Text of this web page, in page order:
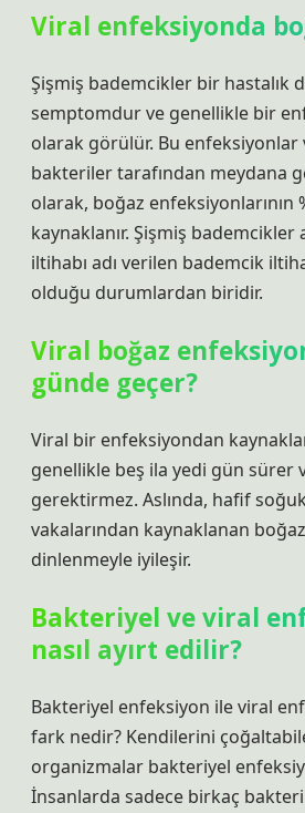
Viral enfeksiyonda
Şişmiş bademcikler bir hastalık
semptomdur ve genellikle bir
olarak görülür. Bu enfeksiyonlar
bakteriler tarafından meydana
olarak, boğaz enfeksiyonlarının
kaynaklanır. Şişmiş bademcikler
iltihabı adı verilen bademcik
olduğu durumlardan biridir.
Viral boğaz
günde geçer?
Viral bir enfeksiyondan
genellikle beş ila yedi gün sürer
gerektirmez. Aslında, hafif soğuk
vakalarından kaynaklanan boğaz
dinlenmeyle iyileşir.
Bakteriyel ve viral
nasıl ayırt edilir?
Bakteriyel enfeksiyon ile viral
fark nedir? Kendilerini
organizmalar bakteriyel
İnsanlarda sadece birkaç